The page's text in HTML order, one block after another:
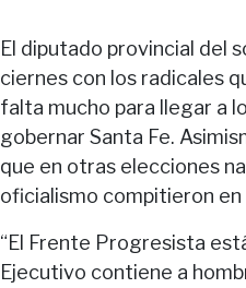
El diputado provincial del
ciernes con los radicales
falta mucho para llegar a
gobernar Santa Fe.
que en otras elecciones
oficialismo compitieron
“El Frente Progresista
Ejecutivo contiene a